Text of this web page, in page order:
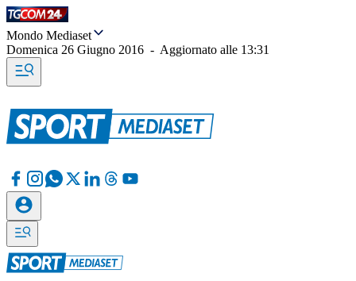
Mondo Mediaset
Domenica 26 Giugno 2016 - Aggiornato alle 13:31